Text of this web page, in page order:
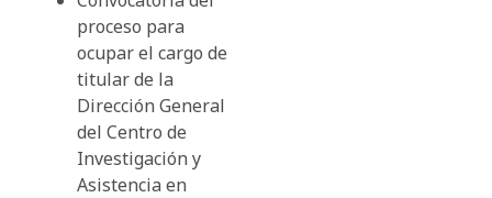
proceso para
ocupar el cargo de
titular de la
Dirección General
del Centro de
Investigación y
Asistencia en